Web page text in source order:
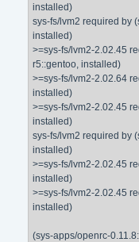
installed)
sys-fs/lvm2 required by
installed)
>=sys-fs/lvm2-2.02.45
r5::gentoo, installed)
>=sys-fs/lvm2-2.02.64
installed)
>=sys-fs/lvm2-2.02.45
installed)
sys-fs/lvm2 required by
installed)
>=sys-fs/lvm2-2.02.45
installed)
>=sys-fs/lvm2-2.02.45
installed)
(sys-apps/openrc-